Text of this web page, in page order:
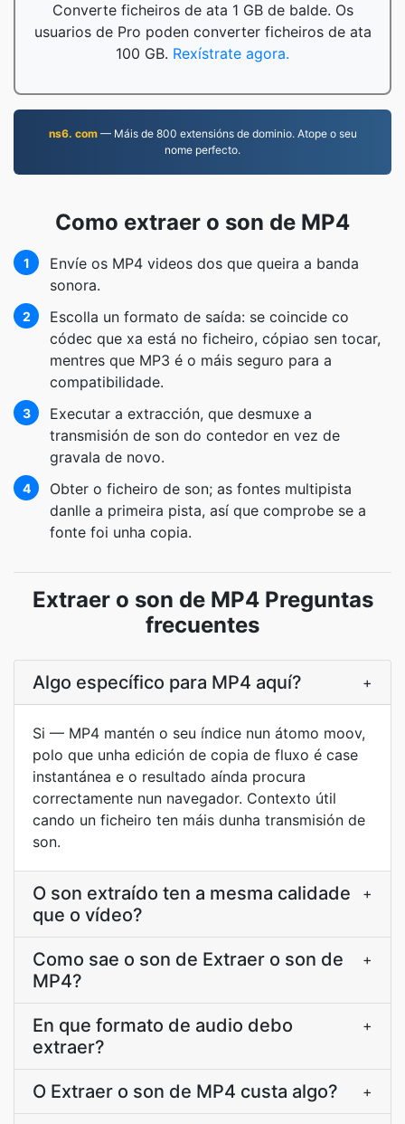
Converte ficheiros de ata 1 GB de balde. Os
usuarios de Pro poden converter ficheiros de ata
100 GB. Rexístrate agora.
ns6. com— Máis de 800 extensións de dominio. Atope o seu
nome perfecto.
Como extraer o son de MP4
1
Envíe os MP4 videos dos que queira a banda
sonora.
2
Escolla un formato de saída: se coincide co
códec que xa está no ficheiro, cópiao sen tocar,
mentres que MP3 é o máis seguro para a
compatibilidade.
3
Executar a extracción, que desmuxe a
transmisión de son do contedor en vez de
gravala de novo.
4
Obter o ficheiro de son; as fontes multipista
danlle a primeira pista, así que comprobe se a
fonte foi unha copia.
Extraer o son de MP4 Preguntas
frecuentes
Algo específico para MP4 aquí? +
Si — MP4 mantén o seu índice nun átomo moov,
polo que unha edición de copia de fluxo é case
instantánea e o resultado aínda procura
correctamente nun navegador. Contexto útil
cando un ficheiro ten máis dunha transmisión de
son.
O son extraído ten a mesma calidade
que o vídeo?
+
Como sae o son de Extraer o son de
MP4?
+
En que formato de audio debo
extraer?
+
O Extraer o son de MP4 custa algo? +